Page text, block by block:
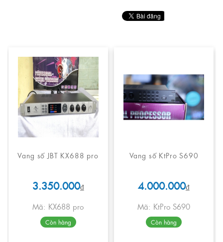
Vang số JBT KX688 pro
3.350.000₫
Mã: KX688 pro
Còn hàng
Vang số KtPro S690
4.000.000₫
Mã: KtPro S690
Còn hàng